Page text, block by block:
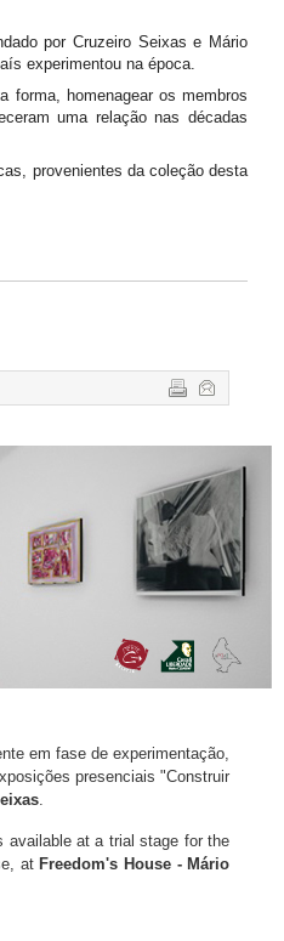
por Cruzeiro Seixas e Mário
experimentou na época.
forma, homenagear os membros
uma relação nas décadas
provenientes da coleção desta
em fase de experimentação,
presenciais"Construir
.
available at a trial stage for the
atFreedom's House - Mário